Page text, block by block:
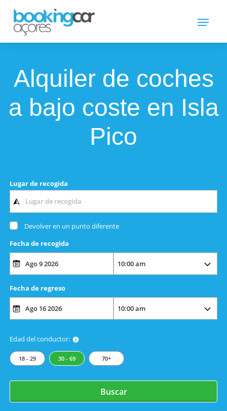
Alquiler de coches
a bajo coste en Isla
Pico
Lugar de recogida
Devolver en un punto diferente
Fecha de recogida
Fecha de regreso
Edad del conductor:
18 - 29 30 - 69 70+
Buscar